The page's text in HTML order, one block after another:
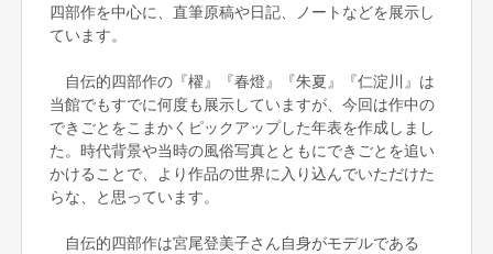
四部作を中心に、直筆原稿や日記、ノートなどを展示し
ています。
自伝的四部作の『櫂』『春燈』『朱夏』『仁淀川』は
当館でもすでに何度も展示していますが、今回は作中の
できごとをこまかくピックアップした年表を作成しまし
た。時代背景や当時の風俗写真とともにできごとを追い
かけることで、より作品の世界に入り込んでいただけた
らな、と思っています。
自伝的四部作は宮尾登美子さん自身がモデルである